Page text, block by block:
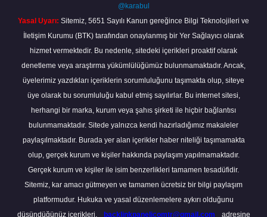
@karabul
Yasal Uyarı: Sitemiz, 5651 Sayılı Kanun gereğince Bilgi Teknolojileri ve
İletişim Kurumu (BTK) tarafından onaylanmış bir Yer Sağlayıcı olarak
hizmet vermektedir. Bu nedenle, sitedeki içerikleri proaktif olarak
denetleme veya araştırma yükümlülüğümüz bulunmamaktadır. Ancak,
üyelerimiz yazdıkları içeriklerin sorumluluğunu taşımakta olup, siteye
üye olarak bu sorumluluğu kabul etmiş sayılırlar. Bu internet sitesi,
herhangi bir marka, kurum veya şahıs şirketi ile hiçbir bağlantısı
bulunmamaktadır. Sitede yalnızca kendi hazırladığımız makaleler
paylaşılmaktadır. Burada yer alan içerikler haber niteliği taşımamakta
olup, gerçek kurum ve kişiler hakkında paylaşım yapılmamaktadır.
Gerçek kurum ve kişiler ile isim benzerlikleri tamamen tesadüfidir.
Sitemiz, kar amacı gütmeyen ve tamamen ücretsiz bir bilgi paylaşım
platformudur. Hukuka ve yasal düzenlemelere aykırı olduğunu
düşündüğünüz içerikleri,
backlinkpanelicomtr@gmail.com adresine